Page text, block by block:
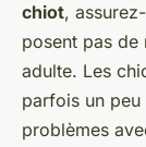
chiot,
posent pas de
adulte. Les
parfois un
problèmes